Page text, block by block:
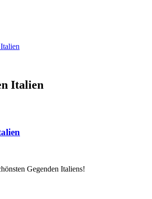
Italien
Gegenden Italiens!